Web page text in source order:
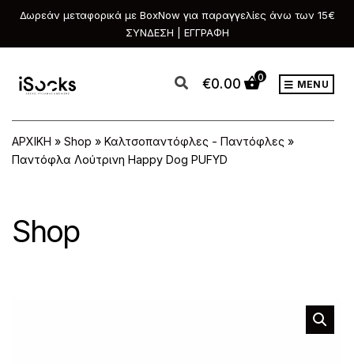
Δωρεάν μεταφορικά με BoxNow για παραγγελίες άνω των 15€
ΣΥΝΔΕΣΗ | ΕΓΓΡΑΦΗ
€0.00 0
MENU
ΑΡΧΙΚΗ » Shop » Καλτσοπαντόφλες - Παντόφλες »
Παντόφλα Λούτρινη Happy Dog PUFYD
Shop